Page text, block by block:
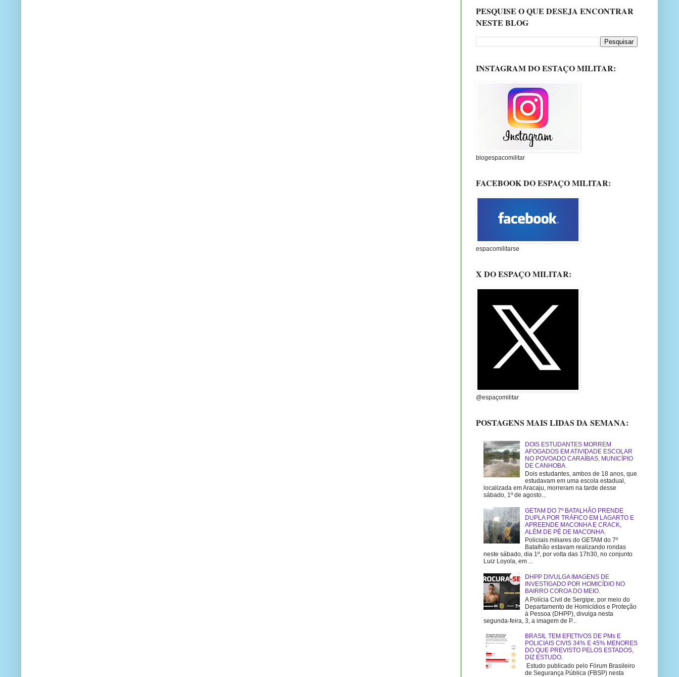
PESQUISE O QUE DESEJA ENCONTRAR
NESTE BLOG
INSTAGRAM DO ESTAÇO MILITAR:
blogespacomilitar
FACEBOOK DO ESPAÇO MILITAR:
espacomilitarse
X DO ESPAÇO MILITAR:
@espaçomilitar
POSTAGENS MAIS LIDAS DA SEMANA:
DOIS ESTUDANTES MORREM
AFOGADOS EM ATIVIDADE ESCOLAR
NO POVOADO CARAÍBAS, MUNICÍPIO
DE CANHOBA.
Dois estudantes, ambos de 18 anos, que
estudavam em uma escola estadual,
localizada em Aracaju, morreram na tarde desse
sábado, 1º de agosto...
GETAM DO 7º BATALHÃO PRENDE
DUPLA POR TRÁFICO EM LAGARTO E
APREENDE MACONHA E CRACK,
ALÉM DE PÉ DE MACONHA.
Policiais miliares do GETAM do 7º
Batalhão estavam realizando rondas
neste sábado, dia 1º, por volta das 17h30, no conjunto
Luiz Loyola, em ...
DHPP DIVULGA IMAGENS DE
INVESTIGADO POR HOMICÍDIO NO
BAIRRO COROA DO MEIO.
A Polícia Civil de Sergipe, por meio do
Departamento de Homicídios e Proteção
à Pessoa (DHPP), divulga nesta
segunda-feira, 3, a imagem de P...
BRASIL TEM EFETIVOS DE PMs E
POLICIAIS CIVIS 34% E 45% MENORES
DO QUE PREVISTO PELOS ESTADOS,
DIZ ESTUDO.
Estudo publicado pelo Fórum Brasileiro
de Segurança Pública (FBSP) nesta